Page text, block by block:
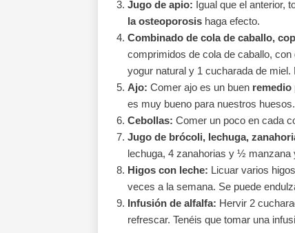
Jugo de apio: Igual que el anterior,
la osteoporosishaga efecto.
Combinado de cola de caballo,
comprimidos de cola de caballo,
yogur natural y 1 cucharada de
Ajo: Comer ajo es un buen remedio
es muy bueno para nuestros huesos.
Cebollas: Comer un poco en cada
Jugo de brócoli, lechuga,
lechuga, 4 zanahorias y ½ manzana
Higos con leche: Licuar varios
veces a la semana. Se puede
Infusión de alfalfa: Hervir 2
refrescar. Tenéis que tomar una